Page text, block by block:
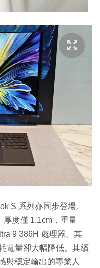
S 系列亦同步登場。
厚度僅 1.1cm，重量
9 386H 處理器。其
電量卻大幅降低。其續
與穩定輸出的專業人